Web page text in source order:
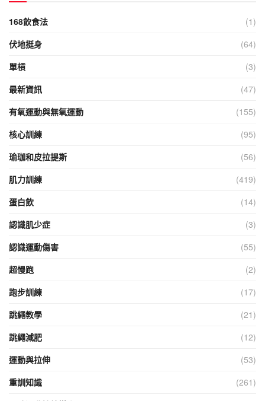
168飲食法
(1)
伏地挺身
(64)
單槓
(3)
最新資訊
(47)
有氧運動與無氧運動
(155)
核心訓練
(95)
瑜珈和皮拉提斯
(56)
肌力訓練
(419)
蛋白飲
(14)
認識肌少症
(3)
認識運動傷害
(55)
超慢跑
(2)
跑步訓練
(17)
跳繩教學
(21)
跳繩減肥
(12)
運動與拉伸
(53)
重訓知識
(261)